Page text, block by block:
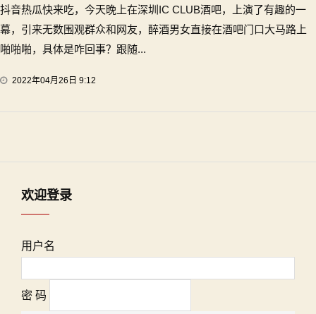
抖音热瓜快来吃，今天晚上在深圳IC CLUB酒吧，上演了有趣的一
幕，引来无数围观群众和网友，醉酒男女直接在酒吧门口大马路上
啪啪啪，具体是咋回事？跟随...
2022年04月26日 9:12
欢迎登录
用户名
密 码